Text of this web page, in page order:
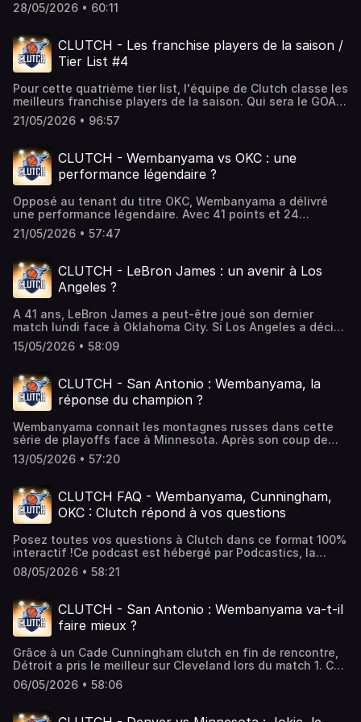
d'affilée en playoffs et jouera le titre face à OKC ou San
plus grand joueur de l'ère moderne de New York ?Ce
podcast est hébergé par Podcastics, la plateforme pour
créer et diffuser votre podcast facilement.
28/05/2026 • 60:11
CLUTCH - Les franchise players de la saison /
Tier List #4
Pour cette quatrième tier list, l'équipe de Clutch classe les
meilleurs franchise players de la saison. Qui sera le GOAT
? Qui est dans le Hall of Fame ? Qui sont les joueurs
surcotés ?Ce podcast est hébergé par Podcastics, la
facilement.
21/05/2026 • 96:57
CLUTCH - Wembanyama vs OKC : une
performance légendaire ?
Opposé au tenant du titre OKC, Wembanyama a délivré
une performance légendaire. Avec 41 points et 24
rebonds, le prodige français a permis à sa franchise
d'arracher la victoire après prolongations. Wemby a-t-il
Alexander ? Comment OKC peut-il s'en relever ?Ce
podcast est hébergé par Podcastics, la plateforme pour
créer et diffuser votre podcast facilement.
21/05/2026 • 57:47
CLUTCH - LeBron James : un avenir à Los
Angeles ?
A 41 ans, LeBron James a peut-être joué son dernier
match lundi face à Oklahoma City. Si Los Angeles a décidé
de lui laisser le temps avant de prendre sa décision, les
rumeurs vont bon train sur la suite de carrière du "King".
podcast est hébergé par Podcastics, la plateforme pour
créer et diffuser votre podcast facilement.
15/05/2026 • 58:09
CLUTCH - San Antonio : Wembanyama, la
réponse du champion ?
Wembanyama connait les montagnes russes dans cette
série de playoffs face à Minnesota. Après son coup de
coude sanctionné lors du match 4, Wemby a bien relevé la
tête lors du match 5 en validant une prestation pleine.
une réponse de champion ou est-il passé proche de la
correctionnelle ?Ce podcast est hébergé par Podcastics,
la plateforme pour créer et diffuser votre podcast
13/05/2026 • 57:20
CLUTCH FAQ - Wembanyama, Cunningham,
OKC : Clutch répond à vos questions
Posez toutes vos questions à Clutch dans ce format 100%
interactif !Ce podcast est hébergé par Podcastics, la
plateforme pour créer et diffuser votre podcast
facilement.
08/05/2026 • 58:21
CLUTCH - San Antonio : Wembanyama va-t-il
faire mieux ?
Grâce à un Cade Cunningham clutch en fin de rencontre,
Détroit a pris le meilleur sur Cleveland lors du match 1. Ce
premier duel est-il une preuve que les franchises ont un
niveau proche ? James Harden est-il cramé ? Retour
un LeBron James de gala. Est-ce mission impossible pour
06/05/2026 • 58:06